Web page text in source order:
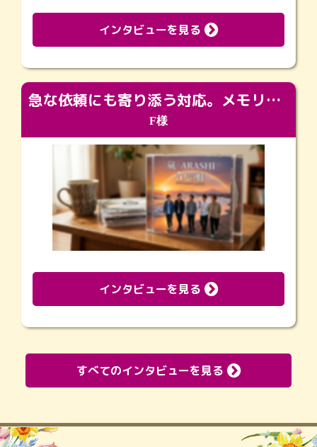
インタビューを見る
急な依頼にも寄り添う対応。メモリアルコーナーで振り返る大切な日々
F様
インタビューを見る
すべてのインタビューを見る